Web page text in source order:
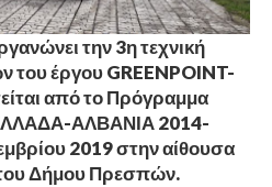
την 3η τεχνική
του έργου GREENPOINT-
από το Πρόγραμμα
ΑΛΒΑΝΙΑ 2014-
2019 στην αίθουσα
Δήμου Πρεσπών.